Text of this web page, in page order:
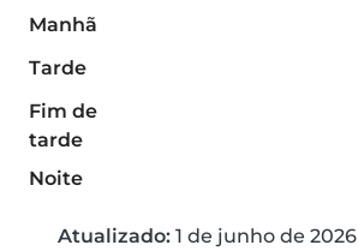
Manhã
Tarde
Fim de
tarde
Noite
Atualizado: 1 de junho de 2026